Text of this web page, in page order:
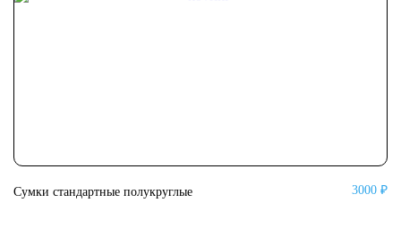
Сумки стандартные полукруглые 3000 ₽